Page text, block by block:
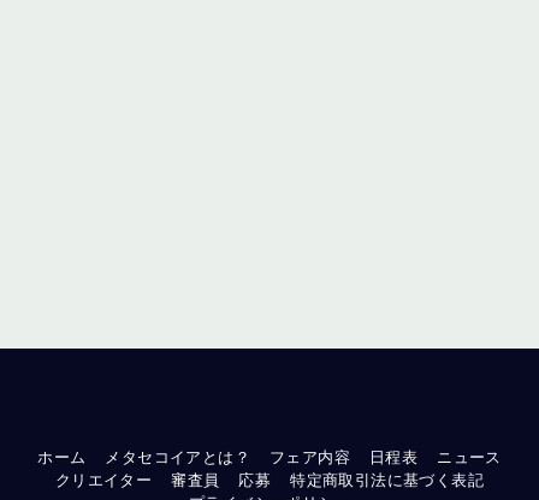
ホーム メタセコイアとは？ フェア内容 日程表
ニュース
クリエイター
審査員 応募
特定商取引法に基づく表記